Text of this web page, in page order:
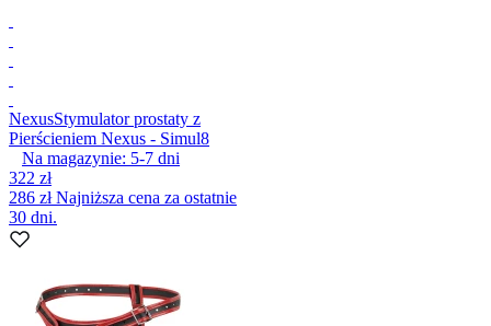
NexusStymulator prostaty z
Pierścieniem Nexus - Simul8
Na magazynie: 5-7 dni
322 zł
286 złNajniższa cena za ostatnie
30 dni.